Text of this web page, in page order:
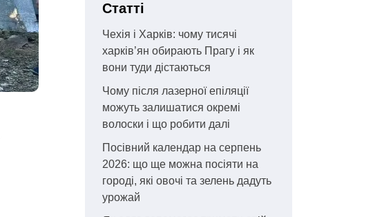
Статті
Чехія і Харків: чому тисячі
харків’ян обирають Прагу і як
вони туди дістаються
Чому після лазерної епіляції
можуть залишатися окремі
волоски і що робити далі
Посівний календар на серпень
2026: що ще можна посіяти на
городі, які овочі та зелень дадуть
урожай